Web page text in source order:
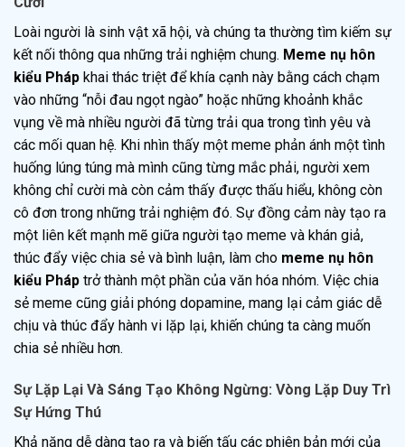
Loài người là sinh vật xã hội, và chúng ta thường tìm kiếm sự
kết nối thông qua những trải nghiệm chung. Meme nụ hôn
kiểu Pháp khai thác triệt để khía cạnh này bằng cách chạm
vào những “nỗi đau ngọt ngào” hoặc những khoảnh khắc
vụng về mà nhiều người đã từng trải qua trong tình yêu và
các mối quan hệ. Khi nhìn thấy một meme phản ánh một tình
huống lúng túng mà mình cũng từng mắc phải, người xem
không chỉ cười mà còn cảm thấy được thấu hiểu, không còn
cô đơn trong những trải nghiệm đó. Sự đồng cảm này tạo ra
một liên kết mạnh mẽ giữa người tạo meme và khán giả,
thúc đẩy việc chia sẻ và bình luận, làm cho meme nụ hôn
kiểu Pháp trở thành một phần của văn hóa nhóm. Việc chia
sẻ meme cũng giải phóng dopamine, mang lại cảm giác dễ
chịu và thúc đẩy hành vi lặp lại, khiến chúng ta càng muốn
chia sẻ nhiều hơn.
Sự Lặp Lại Và Sáng Tạo Không Ngừng: Vòng Lặp Duy Trì
Sự Hứng Thú
Khả năng dễ dàng tạo ra và biến tấu các phiên bản mới của